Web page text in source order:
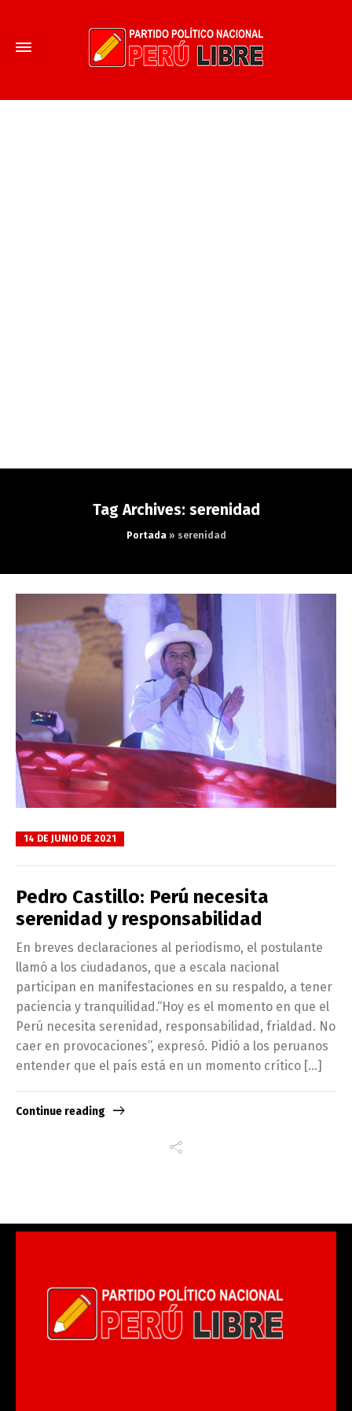
Tag Archives: serenidad
Portada» serenidad
14 DE JUNIO DE 2021
Pedro Castillo: Perú necesita
serenidad y responsabilidad
En breves declaraciones al periodismo, el postulante
llamó a los ciudadanos, que a escala nacional
participan en manifestaciones en su respaldo, a tener
paciencia y tranquilidad.“Hoy es el momento en que el
Perú necesita serenidad, responsabilidad, frialdad. No
caer en provocaciones”, expresó. Pidió a los peruanos
entender que el país está en un momento crítico […]
Continue reading